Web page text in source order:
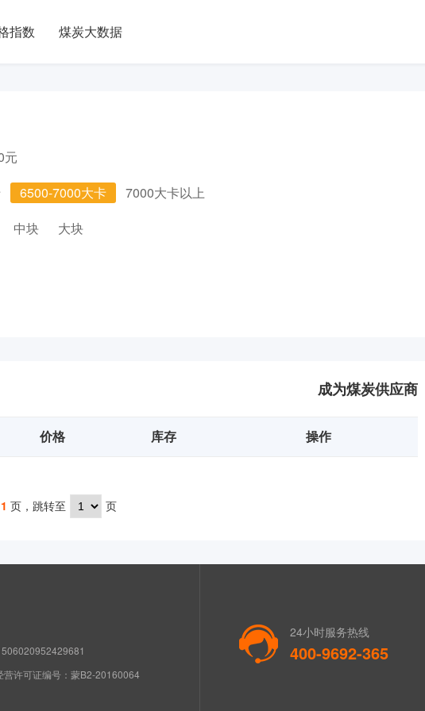
指数 煤炭大数据
元
6500-7000大卡
7000大卡以上
中块
大块
成为煤炭供应商
价格 库存 操作
1 页，跳转至 页
许可证编号：蒙B2-20160064
24小时服务热线
400-9692-365